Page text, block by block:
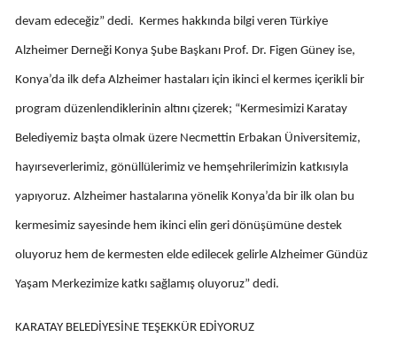
Kocaeli
Konya
Manisa
Kahramanmaraş
Mardin
devam edeceğiz” dedi. Kermes hakkında bilgi veren Türkiye
Alzheimer Derneği Konya Şube Başkanı Prof. Dr. Figen Güney ise,
Konya’da ilk defa Alzheimer hastaları için ikinci el kermes içerikli bir
program düzenlendiklerinin altını çizerek; “Kermesimizi Karatay
Belediyemiz başta olmak üzere Necmettin Erbakan Üniversitemiz,
hayırseverlerimiz, gönüllülerimiz ve hemşehrilerimizin katkısıyla
yapıyoruz. Alzheimer hastalarına yönelik Konya’da bir ilk olan bu
kermesimiz sayesinde hem ikinci elin geri dönüşümüne destek
oluyoruz hem de kermesten elde edilecek gelirle Alzheimer Gündüz
Yaşam Merkezimize katkı sağlamış oluyoruz” dedi.
KARATAY BELEDİYESİNE TEŞEKKÜR EDİYORUZ